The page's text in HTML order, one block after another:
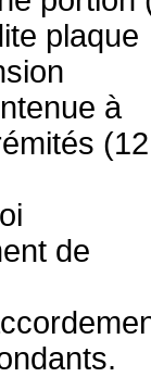
plaque
à
de